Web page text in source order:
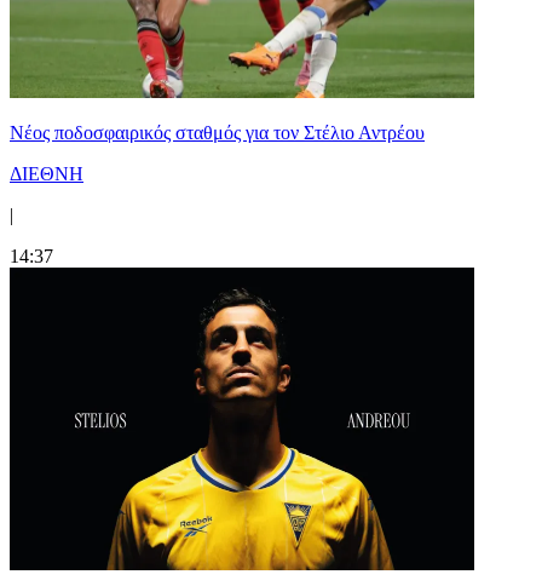
Νέος ποδοσφαιρικός σταθμός για τον Στέλιο Αντρέου
ΔΙΕΘΝΗ
|
14:37